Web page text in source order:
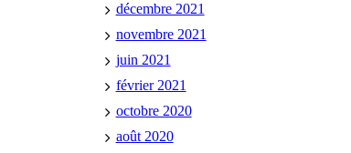
décembre 2021
novembre 2021
juin 2021
février 2021
octobre 2020
août 2020